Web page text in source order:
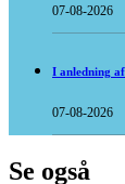
07-08-2026
I anledning
07-08-2026
Se også